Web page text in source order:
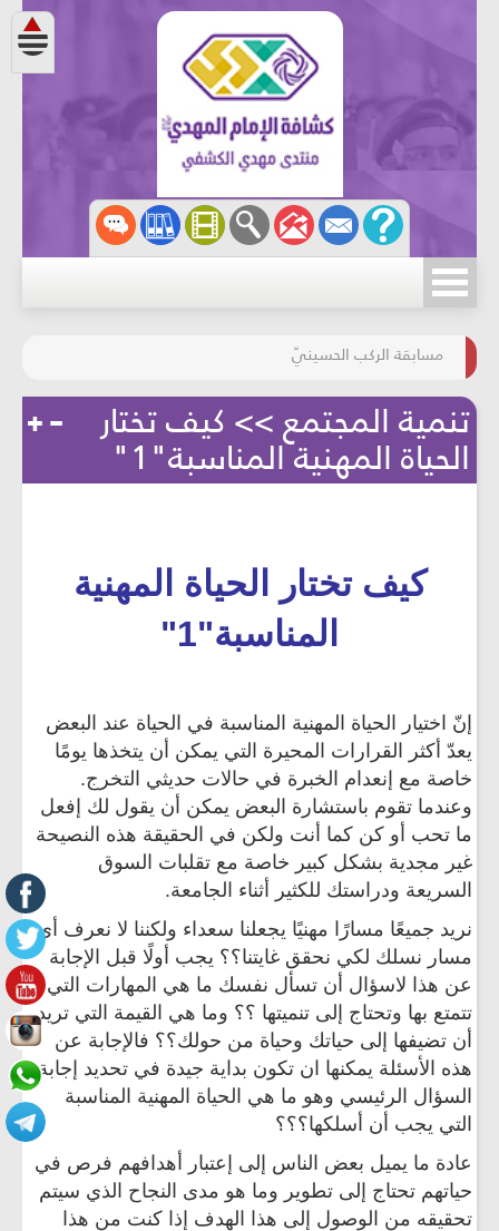
المحافظة على البيئة
تنمية المجتمع >> كيف تختار
الحياة المهنية المناسبة"1"
كيف تختار الحياة المهنية
المناسبة"1"
إنّ اختيار الحياة المهنية المناسبة في الحياة عند البعض
يعدّ أكثر القرارات المحيرة التي يمكن أن يتخذها يومًا
خاصة مع إنعدام الخبرة في حالات حديثي التخرج.
وعندما تقوم باستشارة البعض يمكن أن يقول لك إفعل
ما تحب أو كن كما أنت ولكن في الحقيقة هذه النصيحة
غير مجدية بشكل كبير خاصة مع تقلبات السوق
السريعة ودراستك للكثير أثناء الجامعة.
نريد جميعًا مسارًا مهنيًا يجعلنا سعداء ولكننا لا نعرف أي
مسار نسلك لكي نحقق غايتنا؟؟ يجب أولًا قبل الإجابة
عن هذا لاسؤال أن تسأل نفسك ما هي المهارات التي
تتمتع بها وتحتاج إلى تنميتها ؟؟ وما هي القيمة التي تريد
أن تضيفها إلى حياتك وحياة من حولك؟؟ فالإجابة عن
هذه الأسئلة يمكنها ان تكون بداية جيدة في تحديد إجابة
السؤال الرئيسي وهو ما هي الحياة المهنية المناسبة
التي يجب أن أسلكها؟؟؟
عادة ما يميل بعض الناس إلى إعتبار أهدافهم فرص في
حياتهم تحتاج إلى تطوير وما هو مدى النجاح الذي سيتم
تحقيقه من الوصول إلى هذا الهدف إذا كنت من هذا